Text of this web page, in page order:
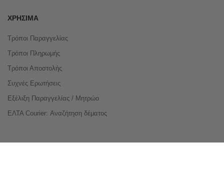
ΧΡΉΣΙΜΑ
Τρόποι Παραγγελίας
Τρόποι Πληρωμής
Τρόποι Αποστολής
Συχνές Ερωτήσεις
Εξέλιξη Παραγγελίας / Μητρώο
ΕΛΤΑ Courier: Αναζήτηση δέματος